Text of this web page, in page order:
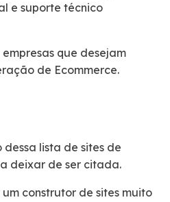
e suporte técnico
que desejam
de Ecommerce.
lista de sites de
deixar de ser citada.
construtor de sites muito